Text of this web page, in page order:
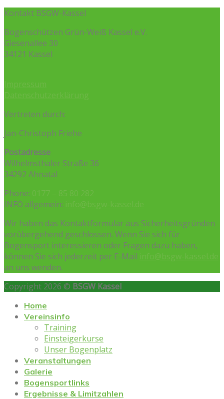
Kontakt BSGW-Kassel
Bogenschützen Grün-Weiß Kassel e.V.
Giesenallee 30
34121 Kassel
Impressum
Datenschutzerklärung
Vertreten durch:
Jan-Christoph Friehe
Postadresse
Wilhelmsthaler Straße 36
34292 Ahnatal
Phone: 0177 – 85 80 282
INFO allgemein: info@bsgw-kassel.de
Wir haben das Kontaktformular aus Sicherheitsgründen
vorübergehend geschlossen. Wenn Sie sich für
Bogensport interessieren oder Fragen dazu haben,
können Sie sich jederzeit per E-Mail info@bsgw-kassel.de
an uns wenden.
Copyright 2026 © BSGW Kassel
Home
Vereinsinfo
Training
Einsteigerkurse
Unser Bogenplatz
Veranstaltungen
Galerie
Bogensportlinks
Ergebnisse & Limitzahlen